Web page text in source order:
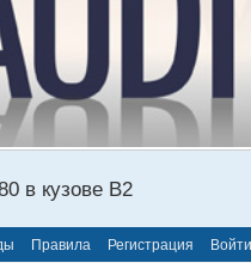
в кузове В2
Правила Регистрация Войти